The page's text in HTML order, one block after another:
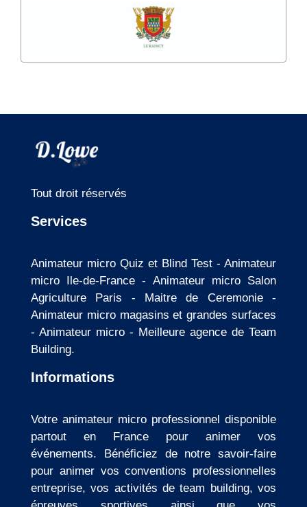
Maître de cérémonie
Tout droit réservés
Services
Animateur micro Quiz et Blind Test - Animateur
micro Ile-de-France - Animateur micro Salon
Agriculture Paris
- Maitre de Ceremonie
-
Animateur micro magasins et grandes surfaces
- Animateur micro - Meilleure agence de Team
Building.
Informations
Votre animateur micro professionnel disponible
partout en France pour animer vos
événements. Bénéficiez de notre savoir-faire
pour animer vos conventions professionnelles
entreprise, vos activités de team building, vos